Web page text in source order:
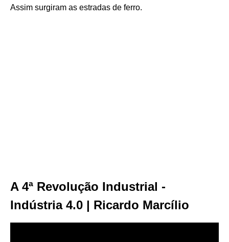
Assim surgiram as estradas de ferro.
A 4ª Revolução Industrial -
Indústria 4.0 | Ricardo Marcílio